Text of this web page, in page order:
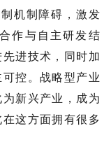
机制障碍，激发
作与自主研发结
进技术，同时加
控。战略型产业
新兴产业，成为
这方面拥有很多